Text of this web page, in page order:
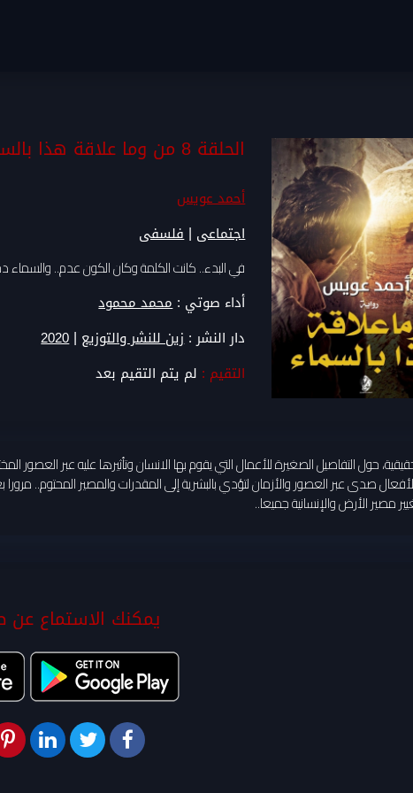
الحلقة 8 من وما علاقة هذا بالسماء
أحمد عويس
اجتماعى |فلسفى
في البدء.. كانت الكلمة وكان الكون عدم..
أداء صوتي :محمد محمود
دار النشر :زين للنشر والتوزيع |
2020
التقيم : لم يتم التقيم بعد
حول التفاصيل الصغيرة للأعمال التي يقوم بها الانسان وتأثيرها عليه عبر العصور
صدى عبر العصور والأزمان لتؤدي بالبشرية إلى المقدرات والمصير المحتوم..
مصير الأرض والإنسانية جميعا..
يمكنك الاستماع عن